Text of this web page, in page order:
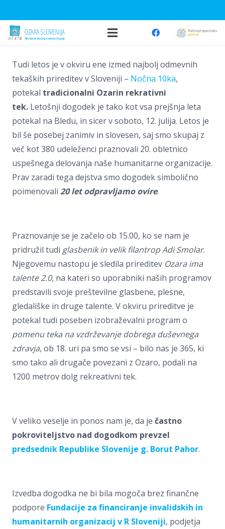
Tudi letos je v okviru ene izmed najbolj odmevnih
tekaških prireditev v Sloveniji – Nočna 10ka,
potekal tradicionalni Ozarin rekrativni
tek. Letošnji dogodek je tako kot vsa prejšnja leta
potekal na Bledu, in sicer v soboto, 12. julija. Letos je
bil še posebej zanimiv in slovesen, saj smo skupaj z
več kot 380 udeleženci praznovali 20. obletnico
uspešnega delovanja naše humanitarne organizacije.
Prav zaradi tega dejstva smo dogodek simbolično
poimenovali 20 let odpravljamo ovire.
Praznovanje se je začelo ob 15.00, ko se nam je
pridružil tudi glasbenik in velik filantrop Adi Smolar.
Njegovemu nastopu je sledila prireditev Ozara ima
talente 2.0, na kateri so uporabniki naših programov
predstavili svoje preštevilne glasbene, plesne,
gledališke in druge talente. V okviru prireditve je
potekal tudi poseben izobraževalni program o
pomenu teka na vzdrževanje dobrega duševnega
zdravja, ob 18. uri pa smo se vsi – bilo nas je 365, ki
smo tako ali drugače povezani z Ozaro, podali na
1200 metrov dolg rekreativni tek.
V veliko veselje in ponos nam je, da je častno
pokroviteljstvo nad dogodkom prevzel
predsednik Republike Slovenije g. Borut Pahor.
Izvedba dogodka ne bi bila mogoča brez finančne
podpore Fundacije za financiranje invalidskih in
humanitarnih organizacij v R Sloveniji, podjetja